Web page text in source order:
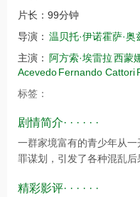
片长： 99分钟
导演： 温贝托·伊诺霍萨·奥
主演：
阿方索·埃雷拉西蒙
AcevedoFernando Cattori
标签：
剧情简介· · · · · ·
一群家境富有的青少年从
罪谋划，引发了各种混乱
精彩影评· · · · · ·